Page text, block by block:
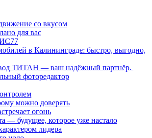
со вкусом
для вас
в Калининграде: быстро, выгодно,
ТИТАН — ваш надёжный партнёр.
фоторедактор
можно доверять
огонь
— будущее, которое уже настало
лидера